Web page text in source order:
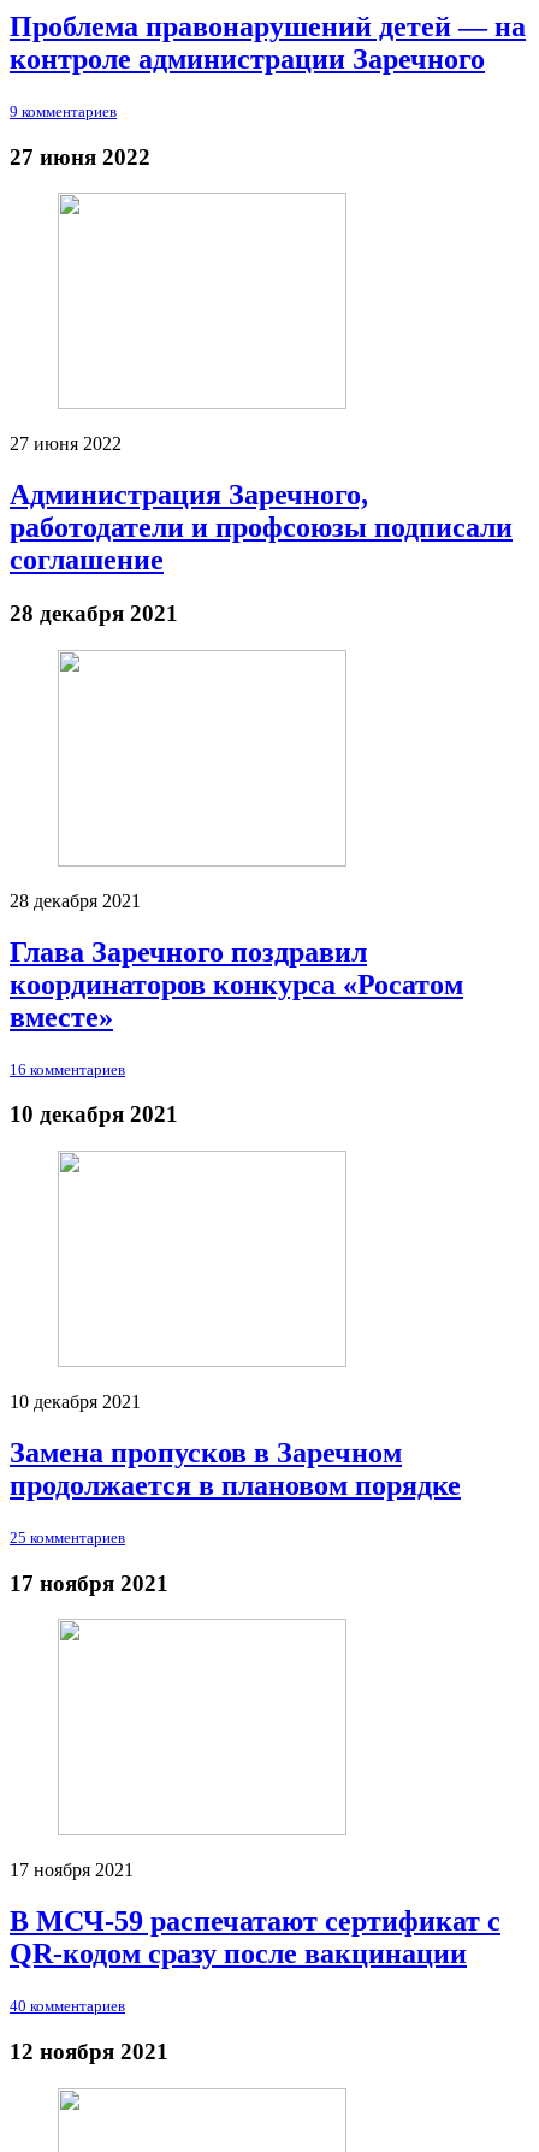
Проблема правонарушений детей — на
контроле администрации Заречного
9 комментариев
27 июня 2022
27 июня 2022
Администрация Заречного,
работодатели и профсоюзы подписали
соглашение
28 декабря 2021
28 декабря 2021
Глава Заречного поздравил
координаторов конкурса «Росатом
вместе»
16 комментариев
10 декабря 2021
10 декабря 2021
Замена пропусков в Заречном
продолжается в плановом порядке
25 комментариев
17 ноября 2021
17 ноября 2021
В МСЧ-59 распечатают сертификат с
QR-кодом сразу после вакцинации
40 комментариев
12 ноября 2021